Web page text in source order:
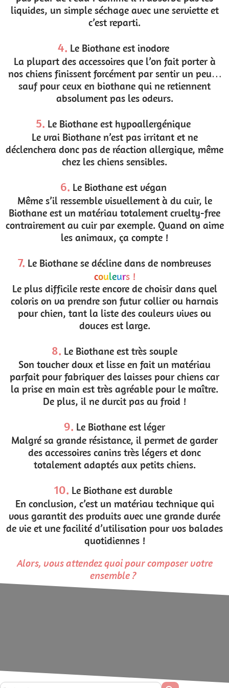
liquides, un simple séchage avec une serviette et
c’est reparti.
4. Le Biothane est inodore
La plupart des accessoires que l’on fait porter à
nos chiens finissent forcément par sentir un peu…
sauf pour ceux en biothane qui ne retiennent
absolument pas les odeurs.
5. Le Biothane est hypoallergénique
Le vrai Biothane n’est pas irritant et ne
déclenchera donc pas de réaction allergique, même
chez les chiens sensibles.
6. Le Biothane est végan
Même s’il ressemble visuellement à du cuir, le
Biothane est un matériau totalement cruelty-free
contrairement au cuir par exemple. Quand on aime
les animaux, ça compte !
7. Le Biothane se décline dans de nombreuses
couleurs !
Le plus difficile reste encore de choisir dans quel
coloris on va prendre son futur collier ou harnais
pour chien, tant la liste des couleurs vives ou
douces est large.
8. Le Biothane est très souple
Son toucher doux et lisse en fait un matériau
parfait pour fabriquer des laisses pour chiens car
la prise en main est très agréable pour le maître.
De plus, il ne durcit pas au froid !
9. Le Biothane est léger
Malgré sa grande résistance, il permet de garder
des accessoires canins très légers et donc
totalement adaptés aux petits chiens.
10. Le Biothane est durable
En conclusion, c’est un matériau technique qui
vous garantit des produits avec une grande durée
de vie et une facilité d’utilisation pour vos balades
quotidiennes !
Alors, vous attendez quoi pour composer votre
ensemble ?